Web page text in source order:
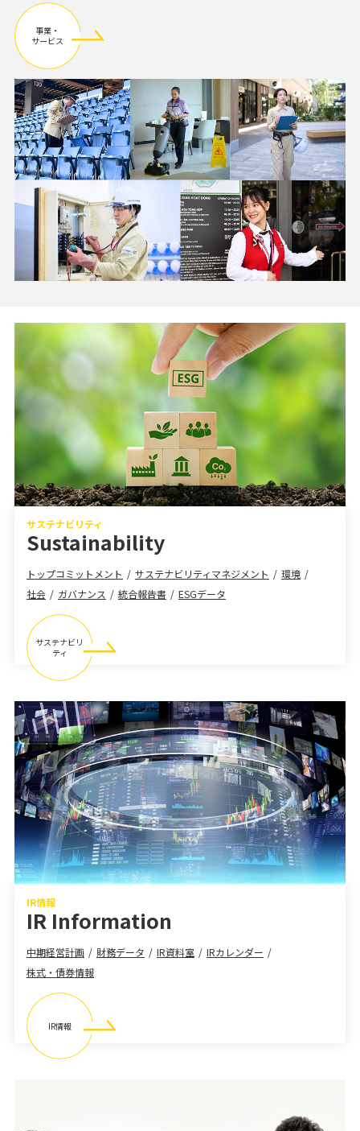
事業・
サービス
サステナビリティ
Sustainability
トップコミットメント サステナビリティマネジメント
環境
社会
ガバナンス 統合報告書 ESGデータ
サステナビリ
ティ
IR情報
IR Information
中期経営計画 財務データ IR資料室
IRカレンダー
株式・債券情報
IR情報